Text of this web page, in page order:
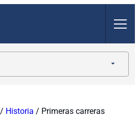
/ Historia / Primeras carreras